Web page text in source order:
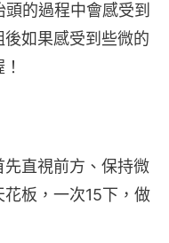
的過程中會感受到
如果感受到些微的
直視前方、保持微
板，一次15下，做